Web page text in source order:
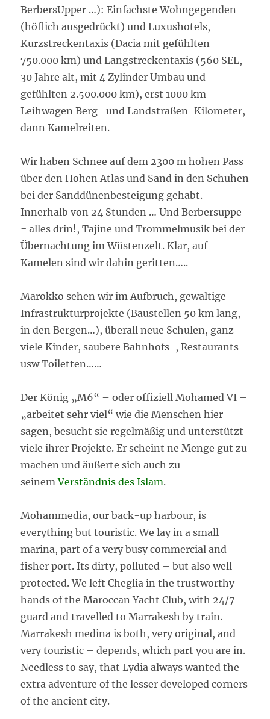
BerbersUpper …): Einfachste Wohngegenden
(höflich ausgedrückt) und Luxushotels,
Kurzstreckentaxis (Dacia mit gefühlten
750.000 km) und Langstreckentaxis (560 SEL,
30 Jahre alt, mit 4 Zylinder Umbau und
gefühlten 2.500.000 km), erst 1000 km
Leihwagen Berg- und Landstraßen-Kilometer,
dann Kamelreiten.
Wir haben Schnee auf dem 2300 m hohen Pass
über den Hohen Atlas und Sand in den Schuhen
bei der Sanddünenbesteigung gehabt.
Innerhalb von 24 Stunden … Und Berbersuppe
= alles drin!, Tajine und Trommelmusik bei der
Übernachtung im Wüstenzelt. Klar, auf
Kamelen sind wir dahin geritten…..
Marokko sehen wir im Aufbruch, gewaltige
Infrastrukturprojekte (Baustellen 50 km lang,
in den Bergen…), überall neue Schulen, ganz
viele Kinder, saubere Bahnhofs-, Restaurants-
usw Toiletten……
Der König „M6“ – oder offiziell Mohamed VI –
„arbeitet sehr viel“ wie die Menschen hier
sagen, besucht sie regelmäßig und unterstützt
viele ihrer Projekte. Er scheint ne Menge gut zu
machen und äußerte sich auch zu
seinemVerständnis des Islam.
Mohammedia, our back-up harbour, is
everything but touristic. We lay in a small
marina, part of a very busy commercial and
fisher port. Its dirty, polluted – but also well
protected. We left Cheglia in the trustworthy
hands of the Maroccan Yacht Club, with 24/7
guard and travelled to Marrakesh by train.
Marrakesh medina is both, very original, and
very touristic – depends, which part you are in.
Needless to say, that Lydia always wanted the
extra adventure of the lesser developed corners
of the ancient city.